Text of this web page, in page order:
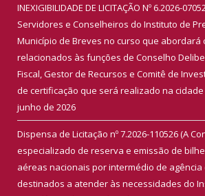
INEXIGIBILIDADE DE LICITAÇÃO Nº 6.2026-
Servidores e Conselheiros do Instituto de
Município de Breves no curso que abordará
relacionados às funções de Conselho
Fiscal, Gestor de Recursos e Comitê de
de certificação que será realizado na cidade
junho de 2026
Dispensa de Licitação nº 7.2026-110526 (A
especializado de reserva e emissão de
aéreas nacionais por intermédio de agência
destinados a atender às necessidades do